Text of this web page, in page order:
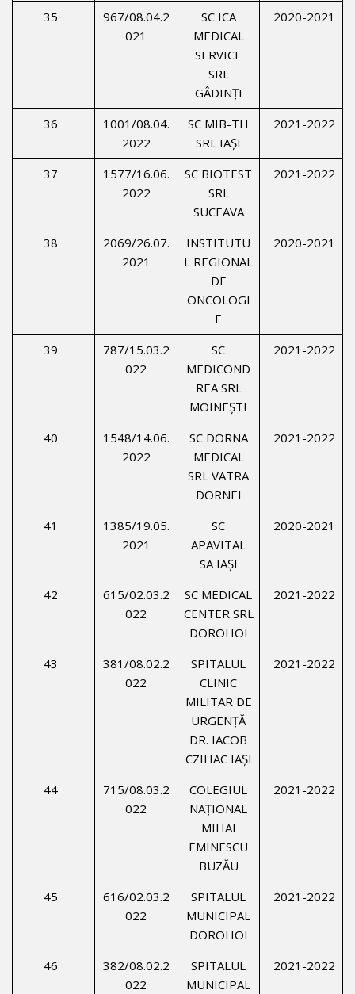
35
967/08.04.2
021
SC ICA
MEDICAL
SERVICE
SRL
GÂDINŢI
2020-2021
36
1001/08.04.
2022
SC MIB-TH
SRL IAŞI
2021-2022
37
1577/16.06.
2022
SC BIOTEST
SRL
SUCEAVA
2021-2022
38
2069/26.07.
2021
INSTITUTU
L REGIONAL
DE
ONCOLOGI
E
2020-2021
39
787/15.03.2
022
SC
MEDICOND
REA SRL
MOINEŞTI
2021-2022
40
1548/14.06.
2022
SC DORNA
MEDICAL
SRL VATRA
DORNEI
2021-2022
41
1385/19.05.
2021
SC
APAVITAL
SA IAŞI
2020-2021
42
615/02.03.2
022
SC MEDICAL
CENTER SRL
DOROHOI
2021-2022
43
381/08.02.2
022
SPITALUL
CLINIC
MILITAR DE
URGENŢĂ
DR. IACOB
CZIHAC IAŞI
2021-2022
44
715/08.03.2
022
COLEGIUL
NAŢIONAL
MIHAI
EMINESCU
BUZĂU
2021-2022
45
616/02.03.2
022
SPITALUL
MUNICIPAL
DOROHOI
2021-2022
46
382/08.02.2
022
SPITALUL
MUNICIPAL
2021-2022